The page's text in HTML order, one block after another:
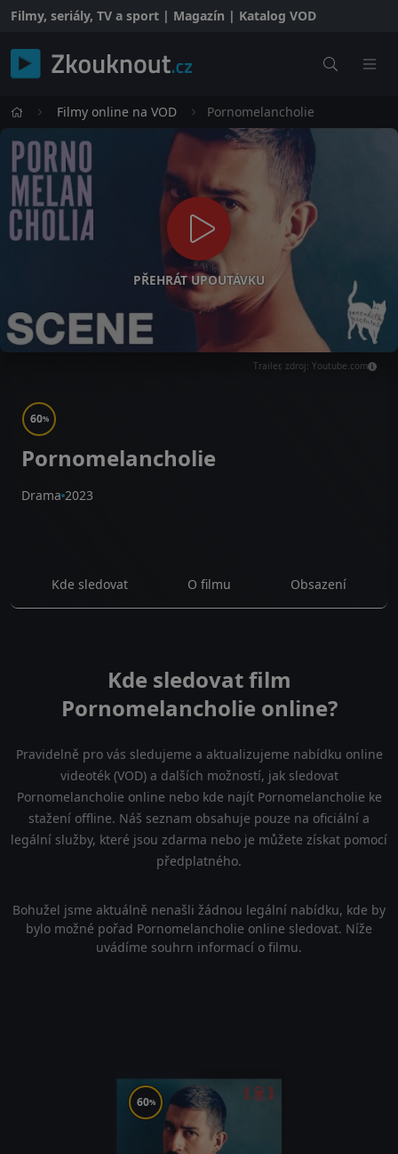
Filmy, seriály, TV a sport | Magazín | Katalog VOD
Filmy online na VOD Pornomelancholie
PŘEHRÁT UPOUTÁVKU
Trailer, zdroj: Youtube.com
60%
Pornomelancholie
Drama 2023
Kde sledovat O filmu Obsazení
Kde sledovat film
Pornomelancholie online?
Pravidelně pro vás sledujeme a aktualizujeme nabídku online
videoték (VOD) a dalších možností, jak sledovat
Pornomelancholie online nebo kde najít Pornomelancholie ke
stažení offline. Náš seznam obsahuje pouze na oficiální a
legální služby, které jsou zdarma nebo je můžete získat pomocí
předplatného.
Bohužel jsme aktuálně nenašli žádnou legální nabídku, kde by
bylo možné pořad Pornomelancholie online sledovat. Níže
uvádíme souhrn informací o filmu.
60%